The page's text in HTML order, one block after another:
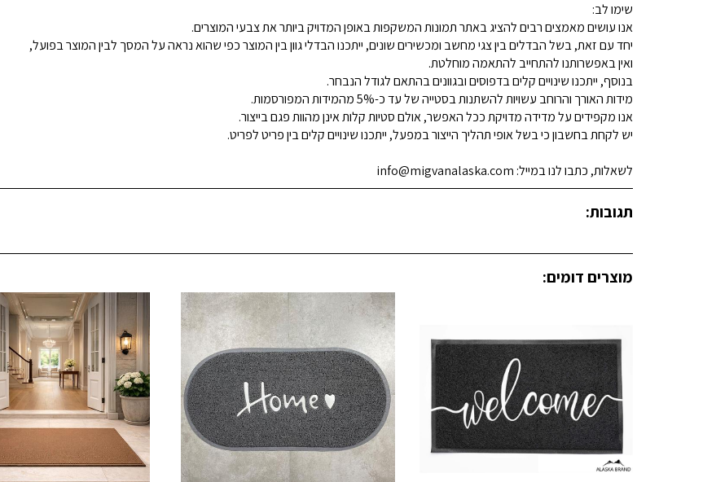
שימו לב:
אנו עושים מאמצים רבים להציג באתר תמונות המשקפות באופן המדויק ביותר את צבעי המוצרים.
יחד עם זאת, בשל הבדלים בין צגי מחשב ומכשירים שונים, ייתכנו הבדלי גוון בין המוצר כפי שהוא נראה על המסך לבין המוצר בפועל,
ואין באפשרותנו להתחייב להתאמה מוחלטת.
בנוסף, ייתכנו שינויים קלים בדפוסים ובגוונים בהתאם לגודל הנבחר.
מידות האורך והרוחב עשויות להשתנות בסטייה של עד כ-5% מהמידות המפורסמות.
אנו מקפידים על מדידה מדויקת ככל האפשר, אולם סטיות קלות אינן מהוות פגם בייצור.
יש לקחת בחשבון כי בשל אופי תהליך הייצור במפעל, ייתכנו שינויים קלים בין פריט לפריט.
לשאלות, כתבו לנו במייל: info@migvanalaska.com
תגובות:
מוצרים דומים: